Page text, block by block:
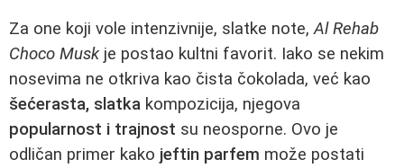
Za one koji vole intenzivnije, slatke note,Al Rehab
Choco Muskje postao kultni favorit. Iako se nekim
nosevima ne otkriva kao čista čokolada, već kao
šećerasta, slatka kompozicija, njegova
popularnost i trajnost su neosporne. Ovo je
odličan primer kako jeftin parfem može postati